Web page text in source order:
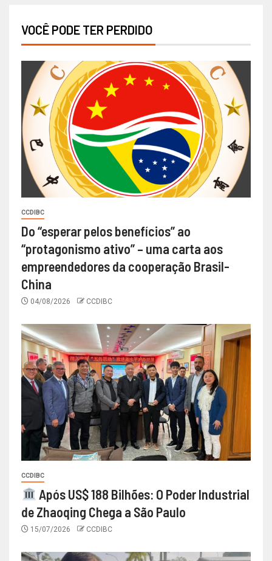
VOCÊ PODE TER PERDIDO
CCDIBC
Do “esperar pelos benefícios” ao
“protagonismo ativo” – uma carta aos
empreendedores da cooperação Brasil-
China
04/08/2026 CCDIBC
CCDIBC
Após US$ 188 Bilhões: O Poder Industrial
de Zhaoqing Chega a São Paulo
15/07/2026 CCDIBC